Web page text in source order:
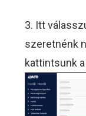
3. Itt
szeretnénk
kattintsunk a